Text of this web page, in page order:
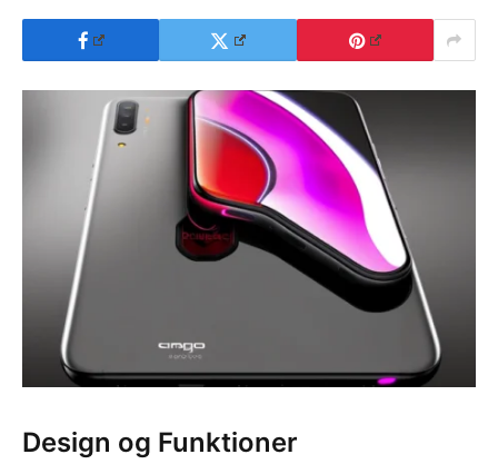
Design og Funktioner